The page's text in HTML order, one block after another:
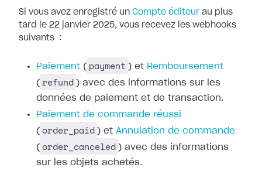
Si vous avez enregistré un Compte éditeur au plus
tard le 22 janvier 2025, vous recevez les webhooks
suivants
:
Paiement ( payment ) et Remboursement
( refund ) avec des informations sur les
données de paiement et de transaction.
Paiement de commande réussi
( order_paid ) et Annulation de commande
( order_canceled ) avec des informations
sur les objets achetés.